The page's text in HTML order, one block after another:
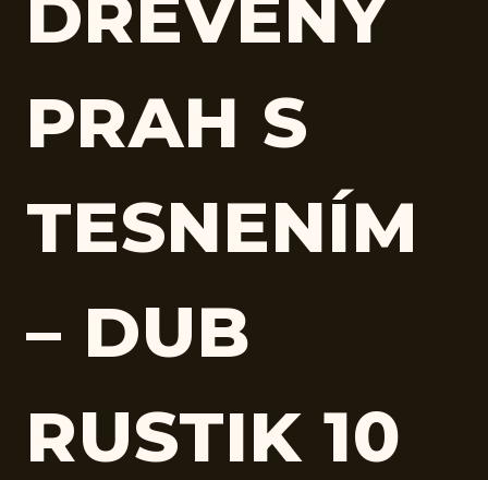
DREVENÝ
PRAH S
TESNENÍM
– DUB
RUSTIK 10